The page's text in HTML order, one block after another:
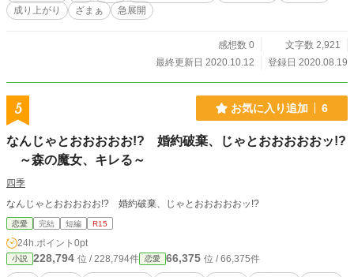
成り上がり
ざまぁ 急展開
感想数 0
文字数 2,921
最終更新日 2020.10.12
登録日 2020.08.19
5 お気に入り追加 6
なんじゃとおおおおお!? 婚約破棄、じゃとおおおおおッ!?
～森の魔女、キレる～
四季
なんじゃとおおおおお!? 婚約破棄、じゃとおおおおおッ!?
恋愛 完結 短編 R15
24h.ポイント 0pt
小説 228,794 位 / 228,794件 恋愛 66,375 位 / 66,375件